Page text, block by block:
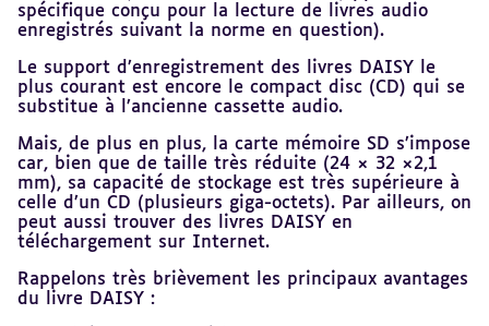
spécifique conçu pour la lecture de livres audio
enregistrés suivant la norme en question).
Le support d’enregistrement des livres DAISY le
plus courant est encore le compact disc (CD) qui se
substitue à l’ancienne cassette audio.
Mais, de plus en plus, la carte mémoire SD s’impose
car, bien que de taille très réduite (24 × 32 ×2,1
mm), sa capacité de stockage est très supérieure à
celle d’un CD (plusieurs giga-octets). Par ailleurs, on
peut aussi trouver des livres DAISY en
téléchargement sur Internet.
Rappelons très brièvement les principaux avantages
du livre DAISY :